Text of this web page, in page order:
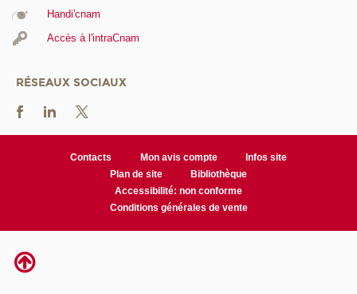
Handi'cnam
Accès à l'intraCnam
RÉSEAUX SOCIAUX
Contacts Mon avis compte
Infos site
Plan de site
Bibliothèque
Accessibilité: non conforme
Conditions générales de vente